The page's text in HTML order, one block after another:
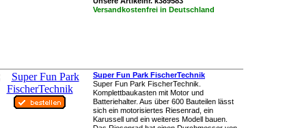
Versandkostenfrei in Deutschland
Super Fun Park FischerTechnik
Super Fun Park FischerTechnik.
Komplettbaukasten mit Motor und
Batteriehalter. Aus über 600 Bauteilen lässt
sich ein motorisiertes Riesenrad, ein
Karussell und ein weiteres Modell bauen.